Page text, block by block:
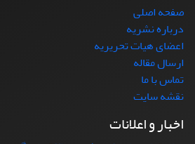
صفحه اصلی
درباره نشریه
اعضای هیات تحریریه
ارسال مقاله
تماس با ما
نقشه سایت
اخبار و اعلانات